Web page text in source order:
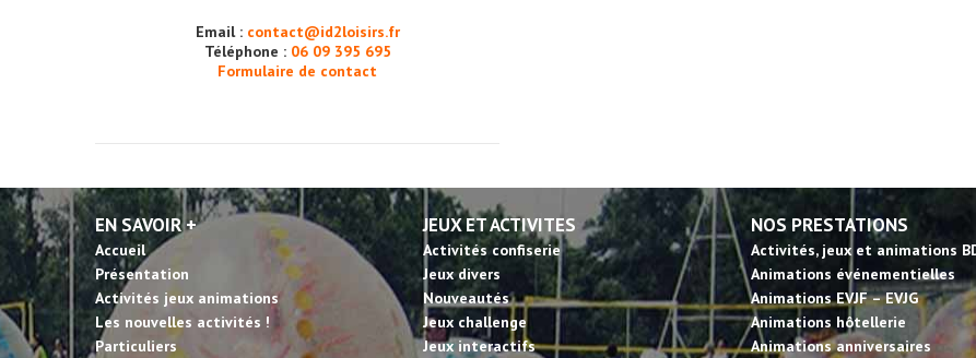
Email : contact@id2loisirs.fr
Téléphone : 06 09 395 695
Formulaire de contact
EN SAVOIR +
Accueil
Présentation
Activités jeux animations
Les nouvelles activités !
Particuliers
JEUX ET ACTIVITES
Activités confiserie
Jeux divers
Nouveautés
Jeux challenge
Jeux interactifs
NOS PRESTATIONS
Activités, jeux et animations
Animations événementielles
Animations EVJF – EVJG
Animations hôtellerie
Animations anniversaires